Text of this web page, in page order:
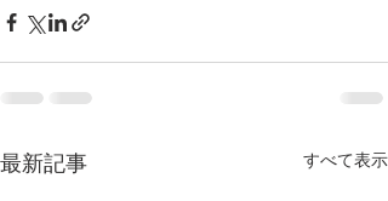
最新記事 すべて表示